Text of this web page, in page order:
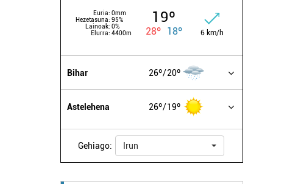
Euria: 0mm
Hezetasuna: 95%
Lainoak: 0%
Elurra: 4400m
19º
28º 18º 6 km/h
Bihar 26º 20º
Astelehena 26º 19º
Gehiago: Irun